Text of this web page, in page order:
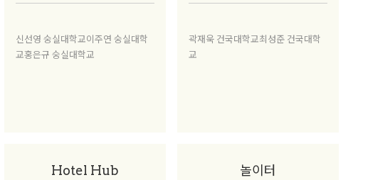
신선영 숭실대학교이주연 숭실대학
교홍은규 숭실대학교
곽재욱 건국대학교최성준 건국대학
교
Hotel Hub 놀이터